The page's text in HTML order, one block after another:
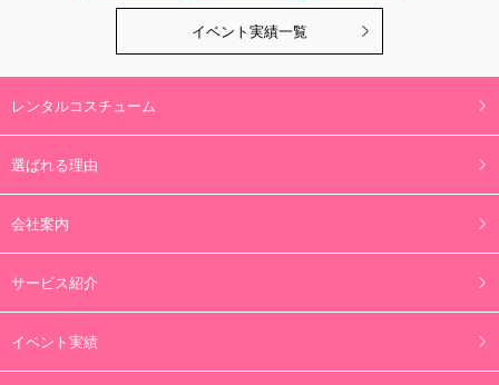
空
の
ま
ま
に
し
て
く
だ
さ
イベント実績一覧
レンタルコスチューム
選ばれる理由
会社案内
サービス紹介
イベント実績